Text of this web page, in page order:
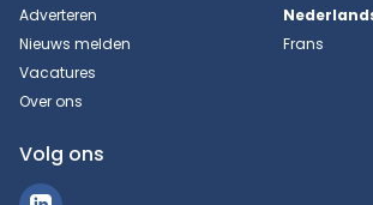
Adverteren
Nieuws melden
Vacatures
Over ons
Frans
Volg ons